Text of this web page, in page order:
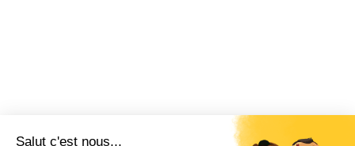
Salut c'est nous...